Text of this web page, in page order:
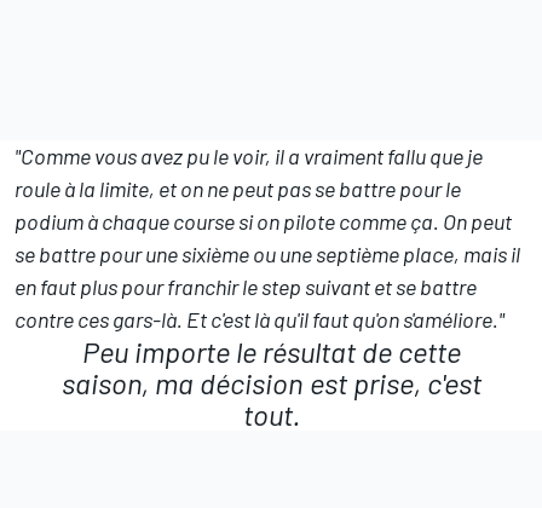
"Comme vous avez pu le voir, il a vraiment fallu que je
roule à la limite, et on ne peut pas se battre pour le
podium à chaque course si on pilote comme ça. On peut
se battre pour une sixième ou une septième place, mais il
en faut plus pour franchir le step suivant et se battre
contre ces gars-là. Et c'est là qu'il faut qu'on s'améliore."
Peu importe le résultat de cette
saison, ma décision est prise, c'est
tout.